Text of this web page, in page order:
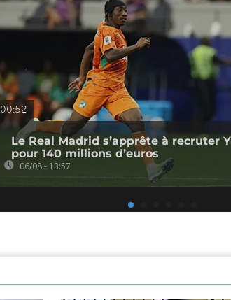
00:52
Le Real Madrid s’apprête à recruter
pour 140 millions d’euros
06/08 - 13:57